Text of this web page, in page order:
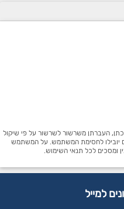
העברתן משרשור לשרשור על פי שיקול
יובילו לחסימת המשתמש. על המשתמש
ומסכים לכל תנאי השימוש.
למייל